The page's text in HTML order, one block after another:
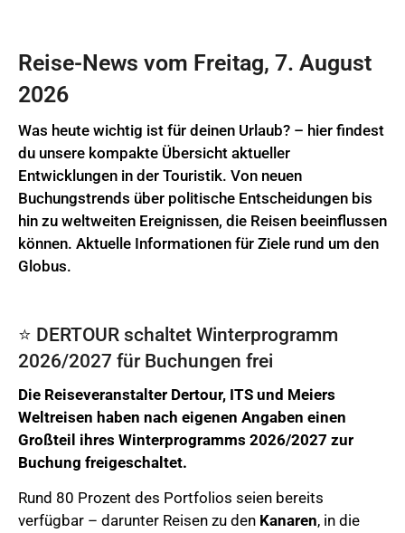
Reise-News vom Freitag, 7. August
2026
Was heute wichtig ist für deinen Urlaub? – hier findest
du unsere kompakte Übersicht aktueller
Entwicklungen in der Touristik. Von neuen
Buchungstrends über politische Entscheidungen bis
hin zu weltweiten Ereignissen, die Reisen beeinflussen
können. Aktuelle Informationen für Ziele rund um den
Globus.
⭐️ DERTOUR schaltet Winterprogramm
2026/2027 für Buchungen frei
Die Reiseveranstalter Dertour, ITS und Meiers
Weltreisen haben nach eigenen Angaben einen
Großteil ihres Winterprogramms 2026/2027 zur
Buchung freigeschaltet.
Rund 80 Prozent des Portfolios seien bereits
verfügbar – darunter Reisen zu den Kanaren, in die